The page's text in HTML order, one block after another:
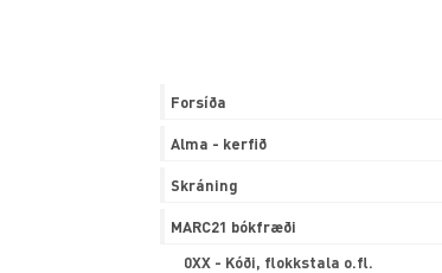
Forsíða
Alma - kerfið
Skráning
MARC21 bókfræði
0XX - Kóði, flokkstala o.fl.